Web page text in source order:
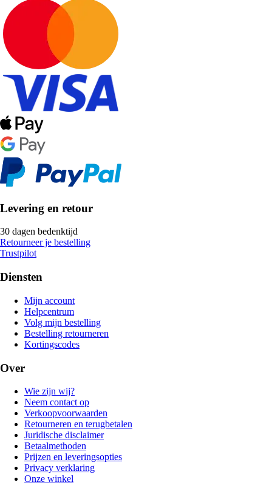
Levering en retour
30 dagen bedenktijd
Retourneer je bestelling
Trustpilot
Diensten
Mijn account
Helpcentrum
Volg mijn bestelling
Bestelling retourneren
Kortingscodes
Over
Wie zijn wij?
Neem contact op
Verkoopvoorwaarden
Retourneren en terugbetalen
Juridische disclaimer
Betaalmethoden
Prijzen en leveringsopties
Privacy verklaring
Onze winkel